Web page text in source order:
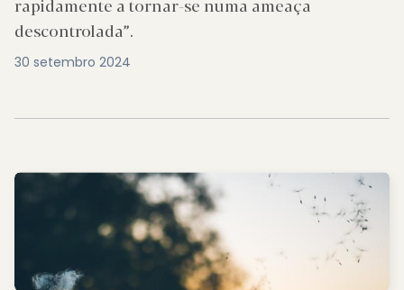
descontrolada”.
30 setembro 2024